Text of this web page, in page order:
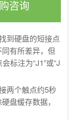
咨询
到硬盘的短接点
有所差异，但
标注为“J1”或“J
两个触点约5秒
盘缓存数据，